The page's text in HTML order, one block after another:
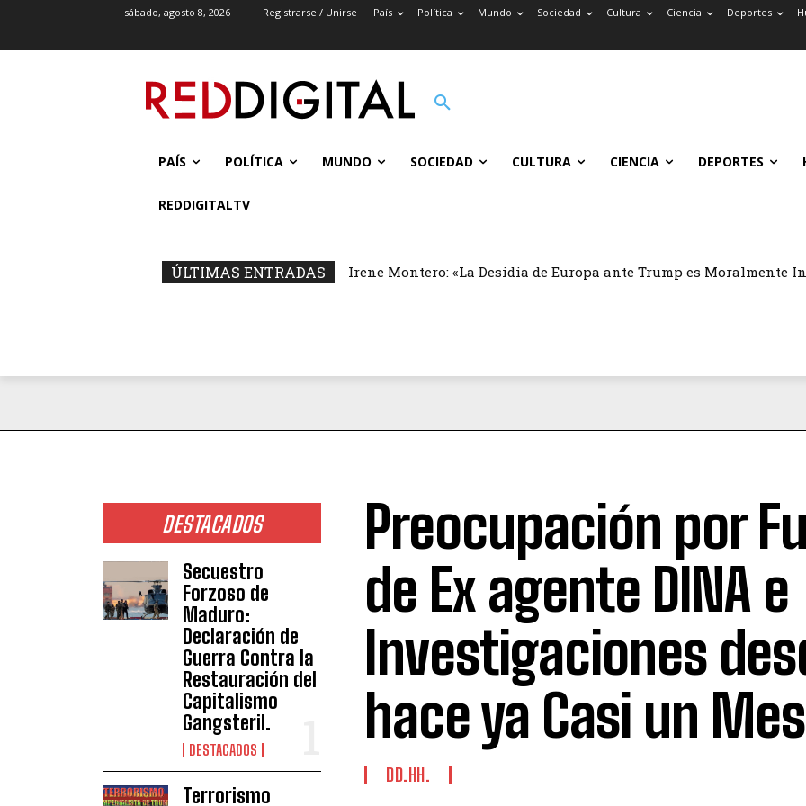
sábado, agosto 8, 2026 Registrarse / Unirse País Política Mundo Sociedad Cultura Ciencia Deportes
PAÍS POLÍTICA MUNDO SOCIEDAD CULTURA CIENCIA DEPORTES
REDDIGITALTV
ÚLTIMAS ENTRADAS Irene Montero: «La Desidia de Europa ante Trump es Moralmente
DESTACADOS
Secuestro
Forzoso de
Maduro:
Declaración de
Guerra Contra la
Restauración del
Capitalismo
Gangsteril.
DESTACADOS
Terrorismo
Preocupación por
de Ex agente DINA e
Investigaciones
hace ya Casi un Mes
DD.HH.